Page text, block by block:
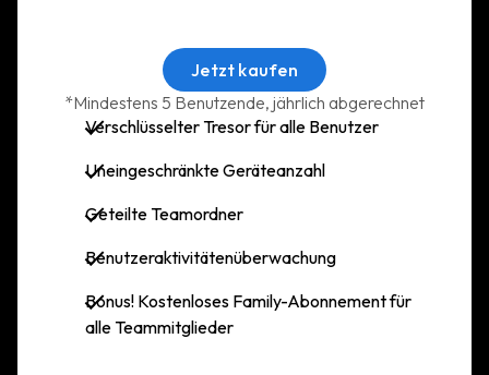
Jetzt kaufen
*Mindestens 5 Benutzende, jährlich abgerechnet
Verschlüsselter Tresor für alle Benutzer
Uneingeschränkte Geräteanzahl
Geteilte Teamordner
Benutzeraktivitätenüberwachung
Bonus! Kostenloses Family-Abonnement für
alle Teammitglieder